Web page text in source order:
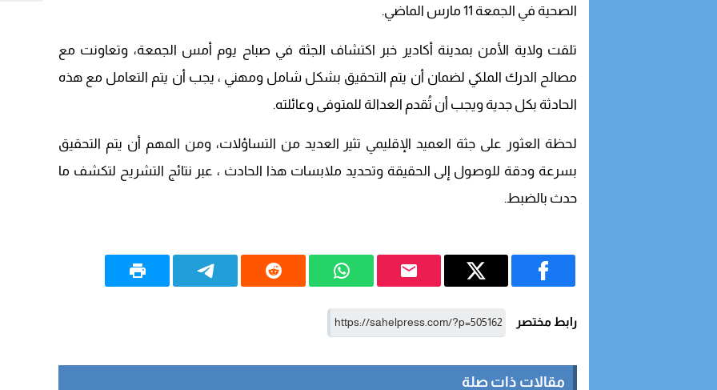
الصحية في الجمعة 11 مارس الماضي.
تلقت ولاية الأمن بمدينة أكادير خبر اكتشاف الجثة في صباح يوم أمس الجمعة، وتعاونت مع
مصالح الدرك الملكي لضمان أن يتم التحقيق بشكل شامل ومهني ، يجب أن يتم التعامل مع هذه
الحادثة بكل جدية ويجب أن تُقدم العدالة للمتوفى وعائلته.
لحظة العثور على جثة العميد الإقليمي تثير العديد من التساؤلات، ومن المهم أن يتم التحقيق
بسرعة ودقة للوصول إلى الحقيقة وتحديد ملابسات هذا الحادث ، عبر نتائج التشريح لتكشف ما
حدث بالضبط.
رابط مختصر
مقالات ذات صلة